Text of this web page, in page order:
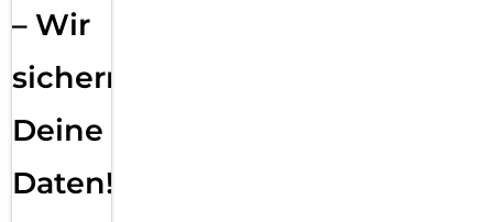
– Wir
sichern
Deine
Daten!